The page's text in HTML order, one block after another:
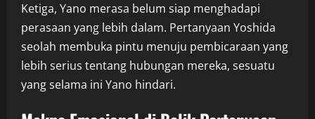
Ketiga, Yano merasa belum siap menghadapi
perasaan yang lebih dalam. Pertanyaan Yoshida
seolah membuka pintu menuju pembicaraan yang
lebih serius tentang hubungan mereka, sesuatu
yang selama ini Yano hindari.